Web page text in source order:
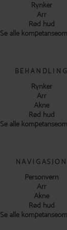
Rynker
Arr
Rød hud
Se alle
BEHANDLING
Rynker
Arr
Akne
Rød hud
Se alle
NAVIGASJON
Personvern
Arr
Akne
Rød hud
Se alle